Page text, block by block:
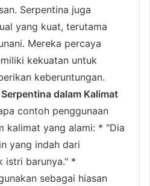
Serpentina juga
yang kuat, terutama
Mereka percaya
kekuatan untuk
keberuntungan.
dalam Kalimat
contoh penggunaan
kalimat yang alami: * "Dia
yang indah dari
istri barunya." *
sebagai hiasan